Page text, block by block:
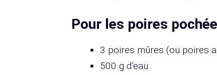
Pour les poires
3 poires mûres (ou poires
500 g d’eau